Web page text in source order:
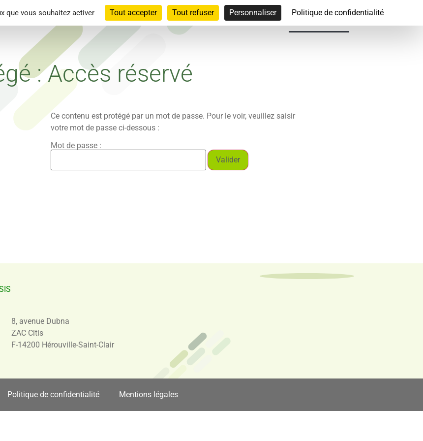
Malformation veineuse Vécu typique L’intervention Associations
: Accès réservé
Ce contenu est protégé par un mot de passe. Pour le voir, veuillez saisir
votre mot de passe ci-dessous :
Mot de passe :
8, avenue Dubna
ZAC Citis
F-14200 Hérouville-Saint-Clair
Politique de confidentialité Mentions légales
que vous souhaitez activer Tout accepter Tout refuser Personnaliser Politique de confidentialité